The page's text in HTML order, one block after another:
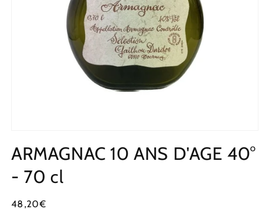
ARMAGNAC 10 ANS D'AGE 40°
- 70 cl
Regular
48,20€